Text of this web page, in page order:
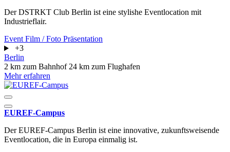
Der DSTRKT Club Berlin ist eine stylishe Eventlocation mit
Industrieflair.
Event Film / Foto Präsentation
+3
Berlin
2 km zum Bahnhof 24 km zum Flughafen
Mehr erfahren
EUREF-Campus
Der EUREF-Campus Berlin ist eine innovative, zukunftsweisende
Eventlocation, die in Europa einmalig ist.